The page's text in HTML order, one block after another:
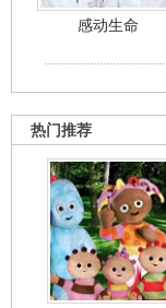
感动生命
热门推荐